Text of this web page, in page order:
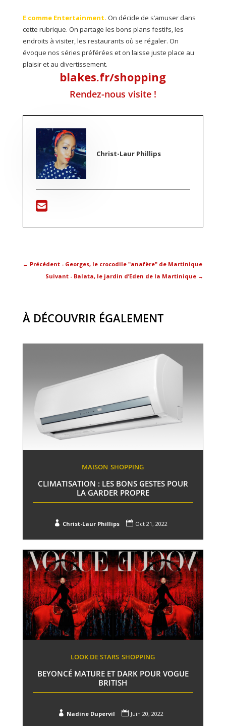
E comme Entertainment. On décide de s’amuser dans
cette rubrique. On partage les bons plans festifs, les
endroits à visiter, les restaurants où se régaler. On
évoque nos séries préférées et on laisse juste place au
plaisir et au divertissement.
blakes.fr/shopping
Rendez-nous visite !
Christ-Laur Phillips
← Précédent - Georges, le crocodile "anafère" de Martinique
Suivant - Balata, le jardin d’Eden de la Martinique →
À DÉCOUVRIR ÉGALEMENT
MAISON SHOPPING
CLIMATISATION : LES BONS GESTES POUR
LA GARDER PROPRE
 Christ-Laur Phillips  Oct 21, 2022
LOOK DE STARS SHOPPING
BEYONCÉ MATURE ET DARK POUR VOGUE
BRITISH
 Nadine Dupervil  Juin 20, 2022